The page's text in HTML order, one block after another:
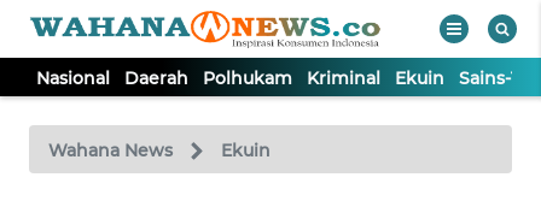
Nasional Daerah Polhukam Kriminal Ekuin Sains-
Wahana News Ekuin
TV
Tutup